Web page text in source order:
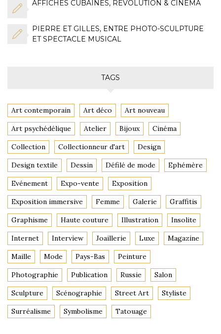
AFFICHES CUBAINES, RÉVOLUTION & CINÉMA
PIERRE ET GILLES, ENTRE PHOTO-SCULPTURE
ET SPECTACLE MUSICAL
TAGS
Art contemporain Art déco Art nouveau
Art psychédélique Atelier Bijoux Cinéma
Collection Collectionneur d'art Design
Design textile Dessin Défilé de mode Ephémère
Evénement Expo-vente Exposition
Exposition immersive Femme Galerie Graffitis
Graphisme Haute couture Illustration Insolite
Internet Interview Joaillerie Luxe Magazine
Maille Mode Pays-Bas Peinture
Photographie Publication Russie Salon
Sculpture Scénographie Street Art Styliste
Surréalisme Symbolisme Tatouage